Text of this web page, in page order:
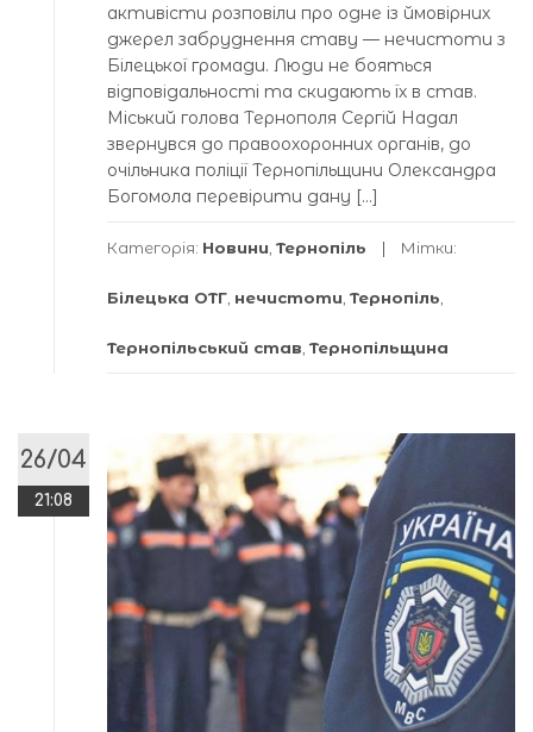
активісти розповіли про одне із ймовірних
джерел забруднення ставу — нечистоти з
Білецької громади. Люди не бояться
відповідальності та скидають їх в став.
Міський голова Тернополя Сергій Надал
звернувся до правоохоронних органів, до
очільника поліції Тернопільщини Олександра
Богомола перевірити дану […]
Категорія: Новини Тернопіль Мітки:
Білецька ОТГ нечистоти Тернопіль
Тернопільський став Тернопільщина
26/04
21:08